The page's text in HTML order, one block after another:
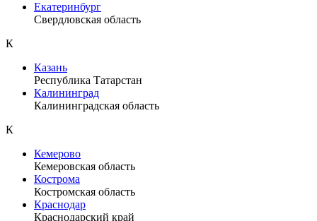
Екатеринбург
Свердловская область
К
Казань
Республика Татарстан
Калининград
Калининградская область
К
Кемерово
Кемеровская область
Кострома
Костромская область
Краснодар
Краснодарский край